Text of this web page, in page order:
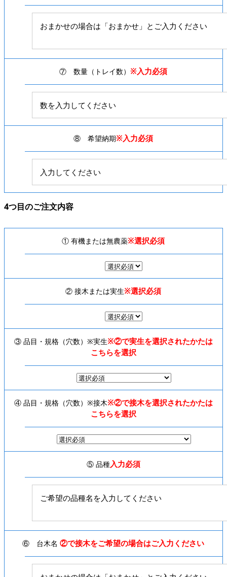
⑦ 数量（トレイ数）※入力必須
⑧ 希望納期※入力必須
4つ目のご注文内容
① 有機または無農薬※選択必須
② 接木または実生※選択必須
③ 品目・規格（穴数）※実生※②で実生を選択されたかたは
こちらを選択
④ 品目・規格（穴数）※接木※②で接木を選択されたかたは
こちらを選択
⑤ 品種入力必須
⑥ 台木名②で接木をご希望の場合はご入力ください